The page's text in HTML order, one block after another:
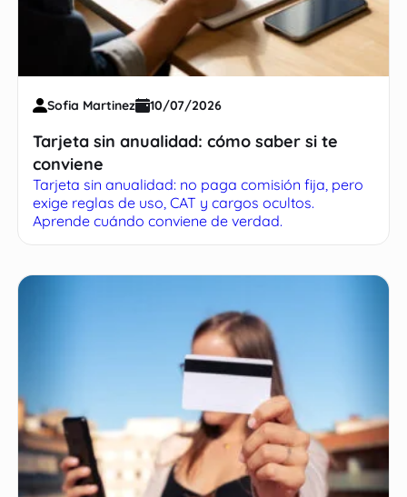
Sofia Martinez 10/07/2026
Tarjeta sin anualidad: cómo saber si te
conviene
Tarjeta sin anualidad: no paga comisión fija, pero
exige reglas de uso, CAT y cargos ocultos.
Aprende cuándo conviene de verdad.